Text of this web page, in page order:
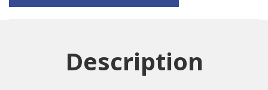
Description